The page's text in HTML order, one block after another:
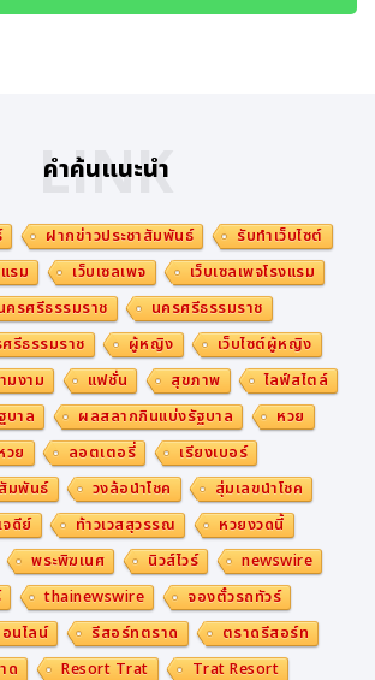
คำค้นแนะนำ
LINK
ฝากข่าวประชาสัมพันธ์
รับทำเว็บไซต์
รม
เว็บเซลเพจ
เว็บเซลเพจโรงแรม
ครศรีธรรมราช
นครศรีธรรมราช
รีธรรมราช
ผู้หญิง
เว็บไซต์ผู้หญิง
มงาม แฟชั่น สุขภาพ
ไลฟ์สไตล์
บาล
ผลสลากกินแบ่งรัฐบาล
หวย
วย
ลอตเตอรี่
เรียงเบอร์
มพันธ์
วงล้อนำโชค
สุ่มเลขนำโชค
จดีย์
ท้าวเวสสุวรรณ
หวยงวดนี้
พระพิฆเนศ นิวส์ไวร์
newswire
thainewswire
จองตั๋วรถทัวร์
นไลน์
รีสอร์ทตราด
ตราดรีสอร์ท
ด
Resort Trat
Trat Resort